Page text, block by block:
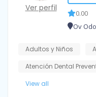
Ver perfil
0.00
Ov
Adultos y Niños
Atención Dental
View all